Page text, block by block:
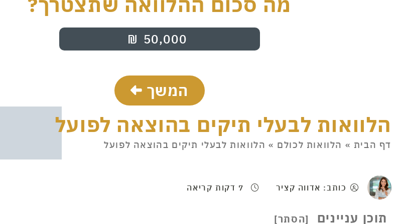
50,000
₪
המשך
הלוואות לבעלי תיקים בהוצאה לפועל
דף הבית » הלוואות לכולם » הלוואות לבעלי תיקים בהוצאה לפועל
כותב: אדווה קציר
תוכן עניינים